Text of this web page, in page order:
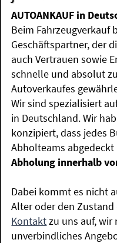
AUTOANKAUF in
Beim Fahrzeugverkauf
Geschäftspartner, der
auch Vertrauen sowie
schnelle und absolut
Autoverkaufes
Wir sind spezialisiert
in Deutschland. Wir
konzipiert, dass jedes
Abholteams
Abholung innerhalb
Dabei kommt es nicht
Alter oder den Zustand
Kontaktzu uns auf, wir
unverbindliches